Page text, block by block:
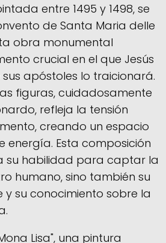
entre 1495 y 1498, se
de Santa Maria delle
obra monumental
crucial en el que Jesús
apóstoles lo traicionará.
figuras, cuidadosamente
refleja la tensión
creando un espacio
energía. Esta composición
su habilidad para captar la
humano, sino también su
su conocimiento sobre la
Lisa", una pintura